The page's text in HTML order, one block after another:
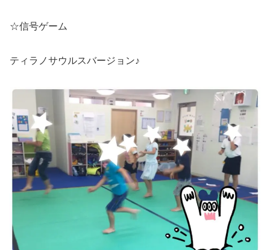
☆信号ゲーム
ティラノサウルスバージョン♪